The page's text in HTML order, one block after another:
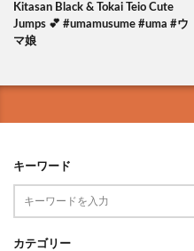
Kitasan Black & Tokai Teio Cute
Jumps 💕 #umamusume #uma #ウ
マ娘
キーワード
カテゴリー